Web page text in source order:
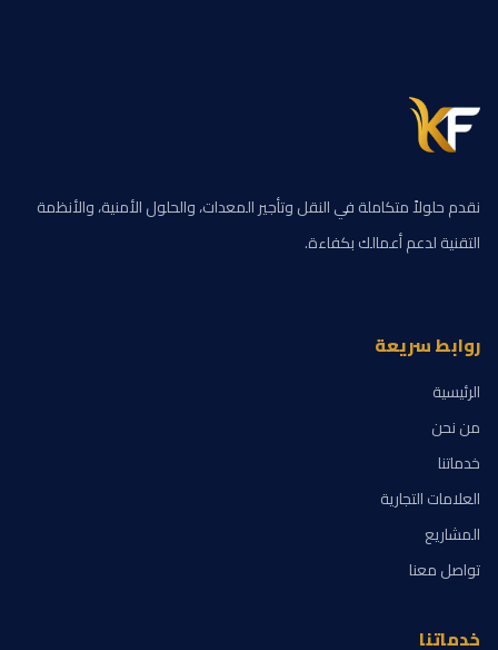
نقدم حلولاً متكاملة في النقل وتأجير المعدات، والحلول الأمنية، والأنظمة
التقنية لدعم أعمالك بكفاءة.
روابط سريعة
الرئيسية
من نحن
خدماتنا
العلامات التجارية
المشاريع
تواصل معنا
خدماتنا